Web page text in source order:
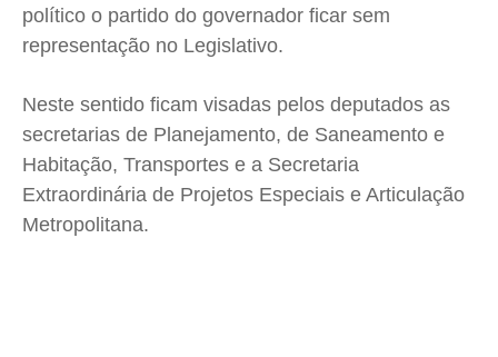
político o partido do governador ficar sem
representação no Legislativo.
Neste sentido ficam visadas pelos deputados as
secretarias de Planejamento, de Saneamento e
Habitação, Transportes e a Secretaria
Extraordinária de Projetos Especiais e Articulação
Metropolitana.